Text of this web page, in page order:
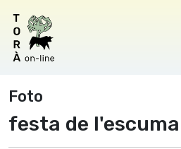
Foto
festa de l'escuma